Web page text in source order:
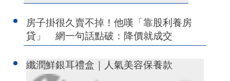
房子掛很久賣不掉！他嘆「靠股利養房
貸」 網一句話點破：降價就成交
纖潤鮮銀耳禮盒｜人氣美容保養款